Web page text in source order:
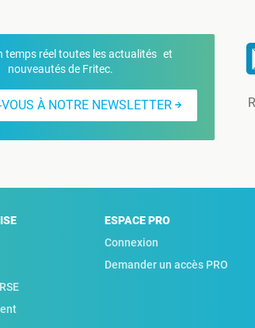
temps réel toutes les actualités et
nouveautés de Fritec.
À NOTRE NEWSLETTER
ESPACE PRO
Connexion
Demander un accès PRO